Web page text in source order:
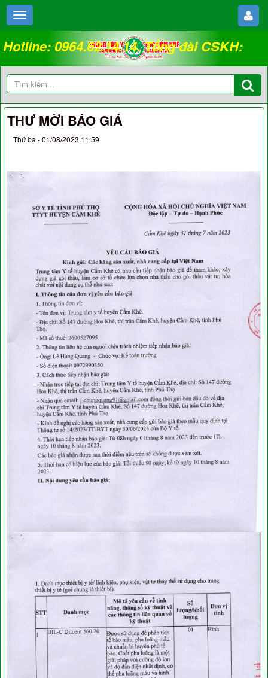
Hotline: 0964.62.14.14. Tổng đài CSKH:
18008262
THƯ MỜI BÁO GIÁ
Thứ ba - 01/08/2023 11:59